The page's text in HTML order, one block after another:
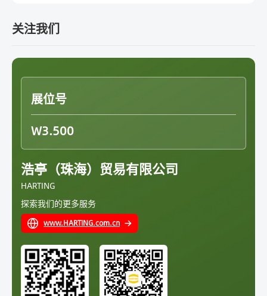
2025年9月30日）实现了约11亿欧元的销售额。扣除汇率影
响后，这一数字较上一财年增长近17%。
保了安全性、精准度及长期可靠性。这使得它们非常适合那
些绝不能出现停机的项目。
起重机导电环专用连接器确保运行可靠
全球项目要求符合国际标准。三一重工集成了通过CE和UL
认证的浩亭连接解决方案，加快了产品审批速度，并确保了
安全性。这些认证简化了物流过程，确保起重机能够快速、
放心地部署到世界各地。
2、提高可靠性的技术
浩亭的Han-Modular® 系统具有卓越的稳定性和灵活性。在
导电环应用中，这些连接器可实现可靠的以太网、信号和电
力传输，减少停机时间，并支持远程监控和预测性维护等高
级功能。这项技术确保起重机即使在最苛刻的条件下也能保
持正常运行。
“浩亭的模块化连接器系统彻底改变了我们的运营模式。通
过确保起重机中以太网、信号和电源传输的可靠性，它们满
关注我们
展位号
W3.500
浩亭（珠海）贸易有限公司
HARTING
探索我们的更多服务
www.HARTING.com.cn